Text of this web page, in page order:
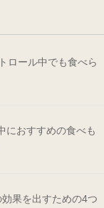
ロール中でも食べら
におすすめの食べも
果を出すための4つ